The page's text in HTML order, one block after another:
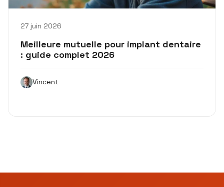
27 juin 2026
Meilleure mutuelle pour implant dentaire
: guide complet 2026
Vincent